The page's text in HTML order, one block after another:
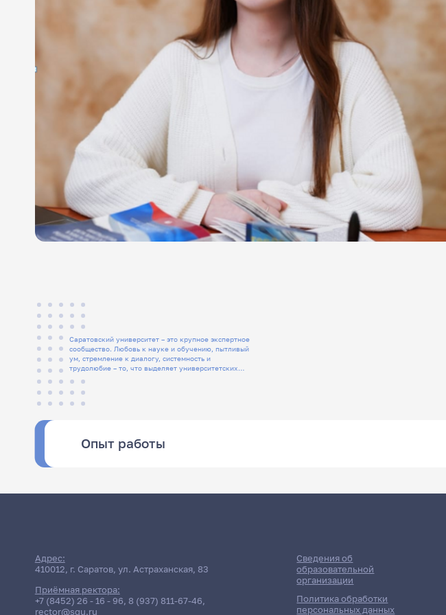
Саратовский университет – это крупное экспертное
сообщество. Любовь к науке и обучению, пытливый
ум, стремление к диалогу, системность и
трудолюбие – то, что выделяет университетских
Опыт работы
Адрес:
410012, г. Саратов, ул. Астраханская, 83
Приёмная ректора:
+7 (8452) 26 - 16 - 96, 8 (937) 811-67-46,
rector@sgu.ru
Сведения об
образовательной
организации
Политика обработки
персональных данных